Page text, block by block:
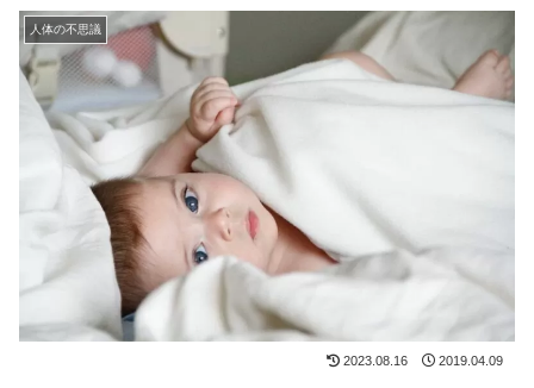
人体の不思議
2023.08.16 2019.04.09